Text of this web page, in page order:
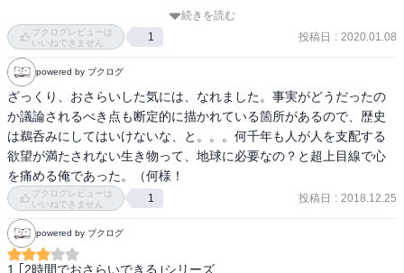
続きを読む
ブクログレビューは
いいねできません
1 投稿日 : 2020.01.08
powered by ブクログ
ざっくり、おさらいした気には、なれました。事実がどうだったの
か議論されるべき点も断定的に描かれている箇所があるので、歴史
は鵜呑みにしてはいけないな、と。。。何千年も人が人を支配する
欲望が満たされない生き物って、地球に必要なの？と超上目線で心
を痛める俺であった。（何様！
ブクログレビューは
いいねできません
1 投稿日 : 2018.12.25
powered by ブクログ
1.｢2時間でおさらいできる｣シリーズ